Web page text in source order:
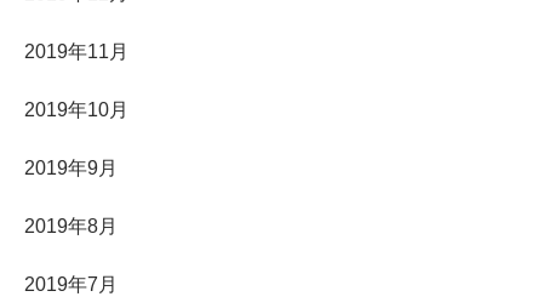
2019年11月
2019年10月
2019年9月
2019年8月
2019年7月